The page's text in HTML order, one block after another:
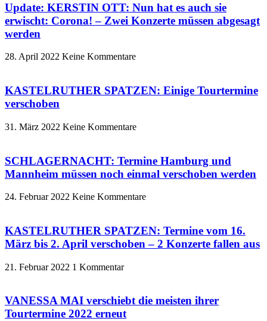
Update: KERSTIN OTT: Nun hat es auch sie
erwischt: Corona! – Zwei Konzerte müssen abgesagt
werden
28. April 2022 Keine Kommentare
KASTELRUTHER SPATZEN: Einige Tourtermine
verschoben
31. März 2022 Keine Kommentare
SCHLAGERNACHT: Termine Hamburg und
Mannheim müssen noch einmal verschoben werden
24. Februar 2022 Keine Kommentare
KASTELRUTHER SPATZEN: Termine vom 16.
März bis 2. April verschoben – 2 Konzerte fallen aus
21. Februar 2022 1 Kommentar
VANESSA MAI verschiebt die meisten ihrer
Tourtermine 2022 erneut